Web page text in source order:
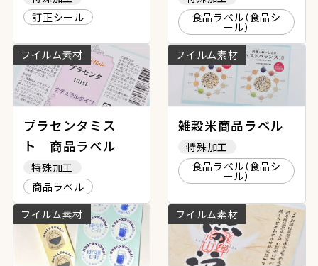
訂正シール
食品ラベル（食品シ
ール）
フイルム素材
プラセンタミス
ト 商品ラベル
特殊加工
商品ラベル
フイルム素材
雑穀米商品ラベル
特殊加工
食品ラベル（食品シ
ール）
フイルム素材 フイルム素材